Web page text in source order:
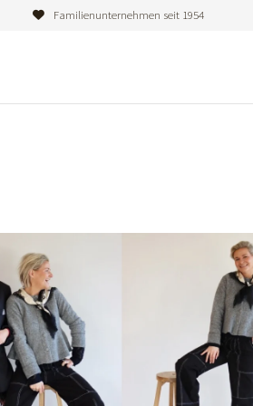
Familienunternehmen seit 1954